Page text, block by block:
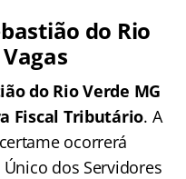
do Rio
do Rio Verde MG
Fiscal Tributário. A
ocorrerá
dos Servidores